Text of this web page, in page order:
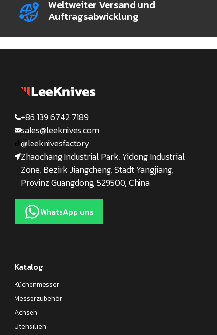
Weltweiter Versand und
Auftragsabwicklung
+86 139 6742 7189
sales@leeknives.com
@leeknivesfactory
Zhaochang Industrial Park, Yidong Industrial
Zone, Bezirk Jiangcheng, Stadt Yangjiang,
Provinz Guangdong, 529500, China
WhatsApp uns
Katalog
Küchenmesser
Messerzubehör
Achsen
Utensilien